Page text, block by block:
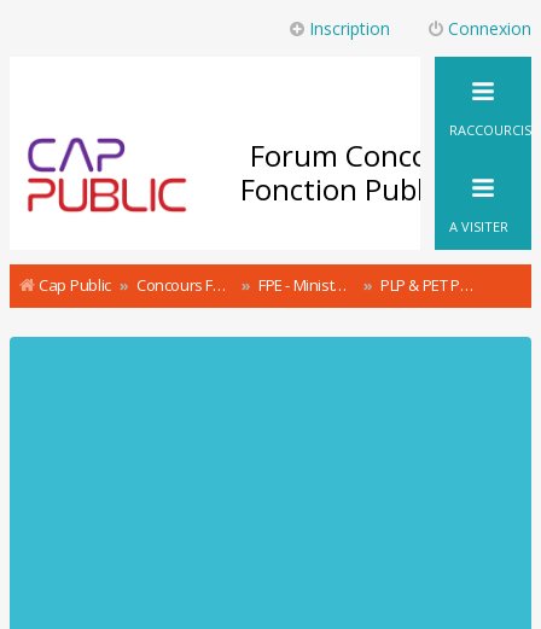
Connexion
Inscription
Forum Concours
Fonction Publique
RACCOURCIS
A VISITER
Cap Public Concours Fonction Publique : le Forum FPE - Ministère de l'Education Nationale et de la Jeunesse Ministère de l’Enseignement supérieur, de la Recherche et de l’Innovation Concours et recrutement PLP & PET Professeur de Lycée Professionnel & d'Enseignement Technique A - CAPLP & CAPET